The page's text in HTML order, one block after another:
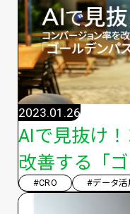
AIで見抜け
改善する「
2023.01.26
#CRO #データ活